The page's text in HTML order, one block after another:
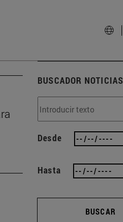
BUSCADOR NOTICIAS
Desde
Hasta
BUSCAR